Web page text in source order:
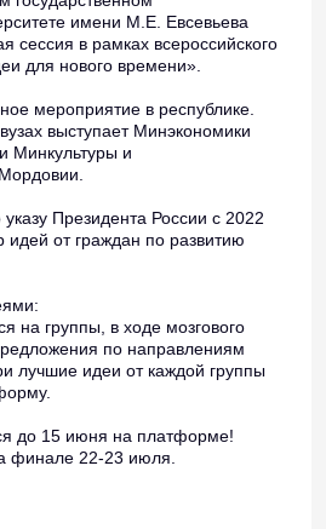
имени М.Е. Евсевьева
сессия в рамках всероссийского
для нового времени».
мероприятие в республике.
выступает Минэкономики
Минкультуры и
Президента России с 2022
идей от граждан по развитию
на группы, в ходе мозгового
по направлениям
лучшие идеи от каждой группы
до 15 июня на платформе!
финале 22-23 июля.